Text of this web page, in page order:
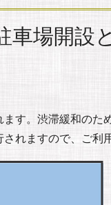
車場開設
す。渋滞緩和のた
れますので、ご利